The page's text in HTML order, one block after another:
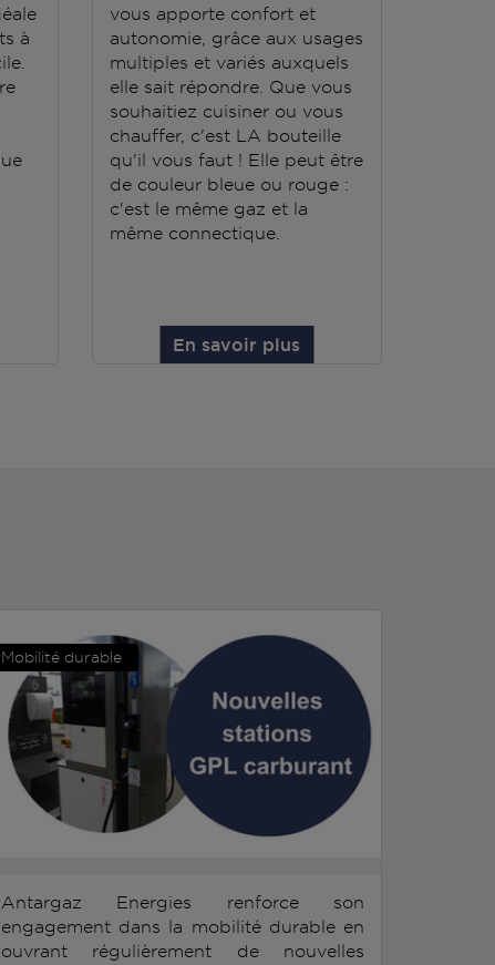
à
vous apporte confort et
autonomie, grâce aux usages
multiples et variés auxquels
elle sait répondre. Que vous
souhaitiez cuisiner ou vous
chauffer, c'est LA bouteille
qu'il vous faut ! Elle peut être
de couleur bleue ou rouge :
c'est le même gaz et la
même connectique.
En savoir plus
Mobilité durable
Antargaz Energies renforce son
engagement dans la mobilité durable en
ouvrant régulièrement de nouvelles